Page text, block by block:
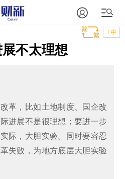
T中
不太理想
革，比如土地制度、国企改
进展不是很理想；要进一步
际，大胆实验。同时要容忍
失败，为地方底层大胆实验